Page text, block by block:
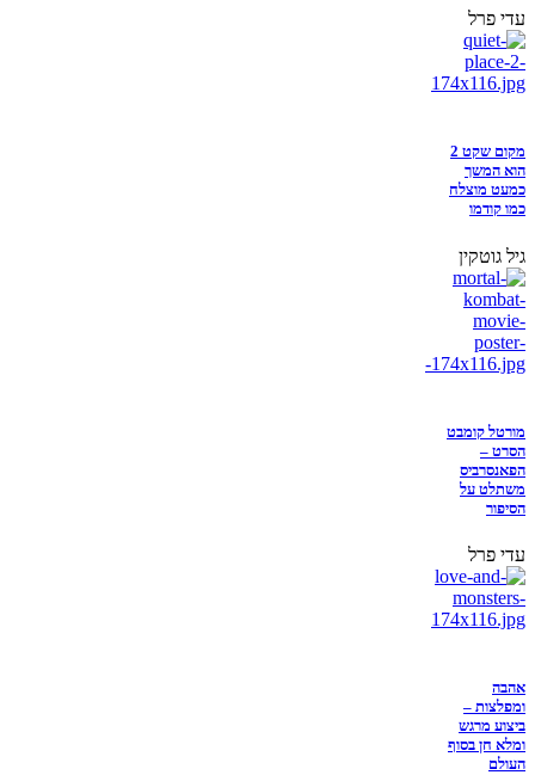
עדי פרל
מקום שקט 2
הוא המשך
כמעט מוצלח
כמו קודמו
גיל גוטקין
מורטל קומבט
הסרט –
הפאנסרביס
משתלט על
הסיפור
עדי פרל
אהבה
ומפלצות –
ביצוע מרגש
ומלא חן בסוף
העולם